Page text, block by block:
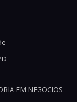
EM NEGOCIOS